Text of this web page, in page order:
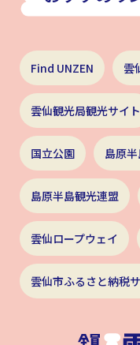
Find UNZEN 雲
雲仙観光局観光サイト
国立公園 島原
島原半島観光連盟
雲仙ロープウェイ
雲仙市ふるさと納税